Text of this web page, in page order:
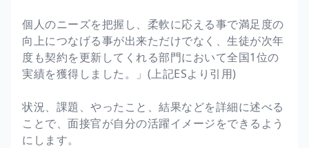
個人のニーズを把握し、柔軟に応える事で満足度の
向上につなげる事が出来ただけでなく、生徒が次年
度も契約を更新してくれる部門において全国1位の
実績を獲得しました。」(上記ESより引用)
状況、課題、やったこと、結果などを詳細に述べる
ことで、面接官が自分の活躍イメージをできるよう
にします。